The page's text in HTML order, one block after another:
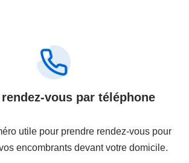
vous par téléphone
utile pour prendre rendez-vous pour
encombrants devant votre domicile.